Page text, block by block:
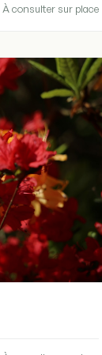
À consulter sur place